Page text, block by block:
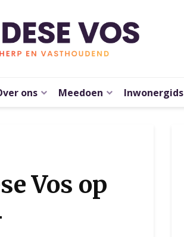
ons Meedoen Inwonergids
Vos op